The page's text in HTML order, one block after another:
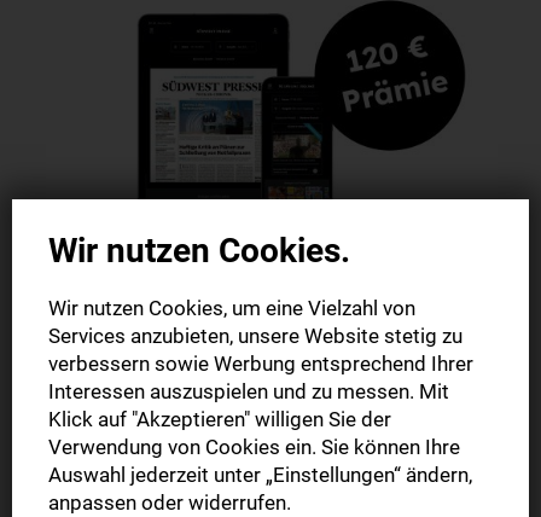
Digitale Zeitung
120 € Prämie I 12 Monate
Wir nutzen Cookies.
Wir nutzen Cookies, um eine Vielzahl von
Services anzubieten, unsere Website stetig zu
verbessern sowie Werbung entsprechend Ihrer
Interessen auszuspielen und zu messen. Mit
Klick auf "Akzeptieren" willigen Sie der
Verwendung von Cookies ein. Sie können Ihre
Auswahl jederzeit unter „Einstellungen“ ändern,
anpassen oder widerrufen.